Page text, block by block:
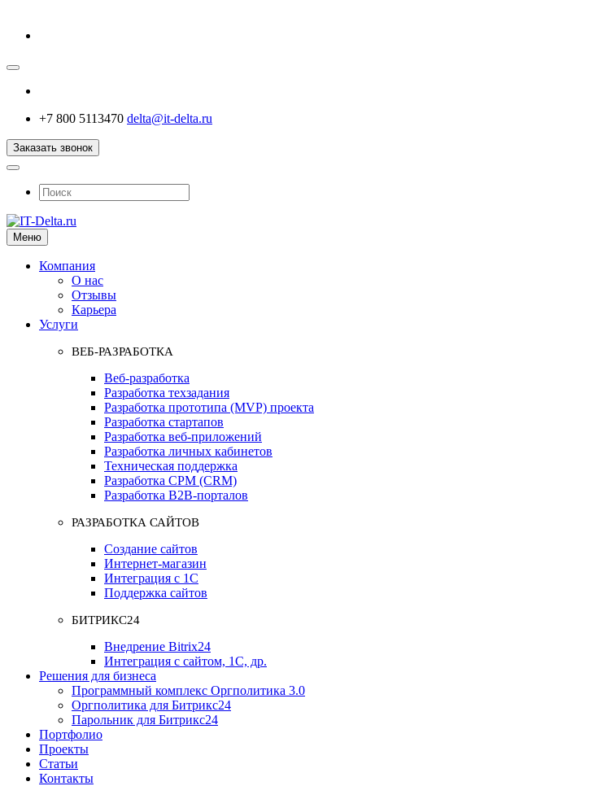
+7 800 5113470 delta@it-delta.ru
Заказать звонок
Меню
Компания
О нас
Отзывы
Карьера
Услуги
ВЕБ-РАЗРАБОТКА
Веб-разработка
Разработка техзадания
Разработка прототипа (MVP) проекта
Разработка стартапов
Разработка веб-приложений
Разработка личных кабинетов
Техническая поддержка
Разработка СРМ (CRM)
Разработка B2B-порталов
РАЗРАБОТКА САЙТОВ
Создание сайтов
Интернет-магазин
Интеграция с 1С
Поддержка сайтов
БИТРИКС24
Внедрение Bitrix24
Интеграция с сайтом, 1С, др.
Решения для бизнеса
Программный комплекс Оргполитика 3.0
Оргполитика для Битрикс24
Парольник для Битрикс24
Портфолио
Проекты
Статьи
Контакты